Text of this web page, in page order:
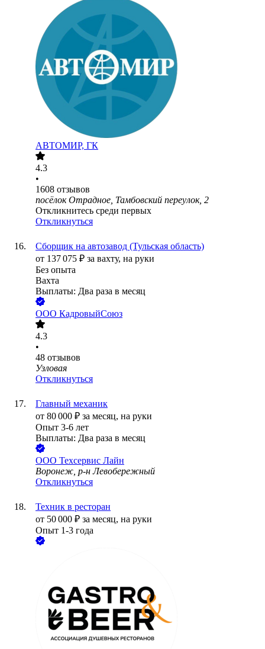
АВТОМИР, ГК
4.3
•
1608 отзывов
посёлок Отрадное, Тамбовский переулок, 2
Откликнитесь среди первых
Откликнуться
Сборщик на автозавод (Тульская область)
от 137 075 ₽ за вахту, на руки
Без опыта
Вахта
Выплаты: Два раза в месяц
ООО КадровыйСоюз
4.3
•
48 отзывов
Узловая
Откликнуться
Главный механик
от 80 000 ₽ за месяц, на руки
Опыт 3-6 лет
Выплаты: Два раза в месяц
ООО Техсервис Лайн
Воронеж, р-н Левобережный
Откликнуться
Техник в ресторан
от 50 000 ₽ за месяц, на руки
Опыт 1-3 года